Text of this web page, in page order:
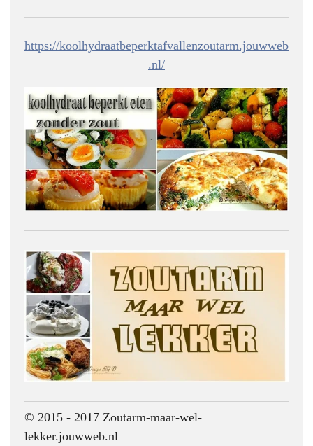
https://koolhydraatbeperktafvallenzoutarm.jouwweb
.nl/
© 2015 - 2017 Zoutarm-maar-wel-
lekker.jouwweb.nl